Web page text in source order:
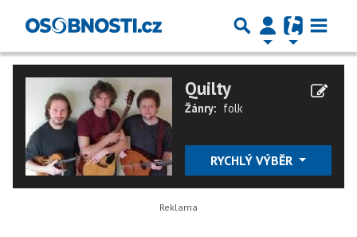
Quilty
Žánry: folk
RYCHLÝ VÝBĚR